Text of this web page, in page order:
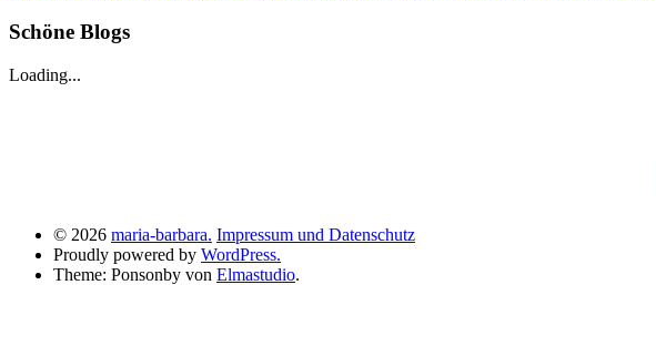
Schöne Blogs
Loading...
© 2026 maria-barbara. Impressum und Datenschutz
Proudly powered by WordPress.
Theme: Ponsonby von Elmastudio.